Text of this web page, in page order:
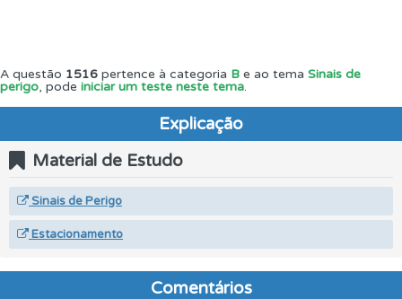
A questão 1516 pertence à categoria B e ao tema Sinais de
perigo, pode iniciar um teste neste tema.
Explicação
Material de Estudo
Sinais de Perigo
Estacionamento
Comentários